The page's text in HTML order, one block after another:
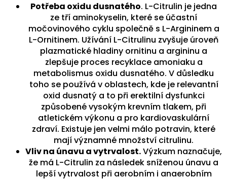
Potřeba oxidu dusnatého. L-Citrulin je jedna
ze tří aminokyselin, které se účastní
močovinového cyklu společně s L-Argininem a
L-Ornitinem. Užívání L-Citrulinu zvyšuje úroveň
plazmatické hladiny ornitinu a argininu a
zlepšuje proces recyklace amoniaku a
metabolismus oxidu dusnatého. V důsledku
toho se používá v oblastech, kde je relevantní
oxid dusnatý a to při erektilní dysfunkci
způsobené vysokým krevním tlakem, při
atletickém výkonu a pro kardiovaskulární
zdraví. Existuje jen velmi málo potravin, které
mají významné množství citrulinu.
Vliv na únavu a vytrvalost.Výzkum naznačuje,
že má L-Citrulin za následek sníženou únavu a
lepší vytrvalost při aerobním i anaerobním